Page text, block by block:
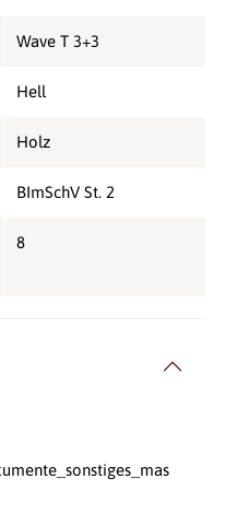
Wave T 3+3
Hell
Holz
BImSchV St. 2
8